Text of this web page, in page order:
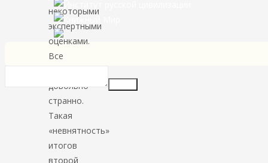
некоторыми
экспертными
оценками.
Все
довольно
странно.
Такая
«невнятность»
итогов
второй